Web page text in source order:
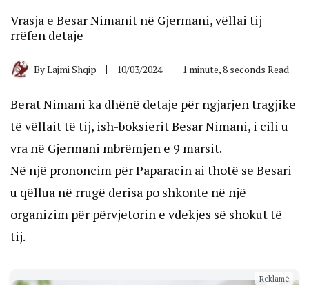
Vrasja e Besar Nimanit në Gjermani, vëllai tij
rrëfen detaje
ByLajmi Shqip 10/03/2024 1 minute, 8 seconds Read
Berat Nimani ka dhënë detaje për ngjarjen tragjike
të vëllait të tij, ish-boksierit Besar Nimani, i cili u
vra në Gjermani mbrëmjen e 9 marsit.
Në një prononcim për Paparacin ai thotë se Besari
u qëllua në rrugë derisa po shkonte në një
organizim për përvjetorin e vdekjes së shokut të
tij.
Reklamë